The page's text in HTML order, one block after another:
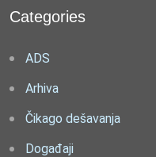
Categories
ADS
Arhiva
Čikago dešavanja
Događaji